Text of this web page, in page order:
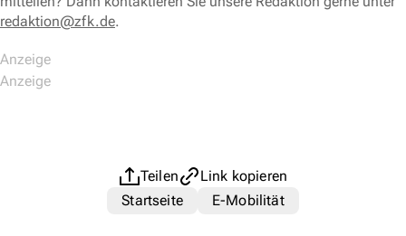
redaktion@zfk.de.
Teilen
Link kopieren
Startseite
E-Mobilität